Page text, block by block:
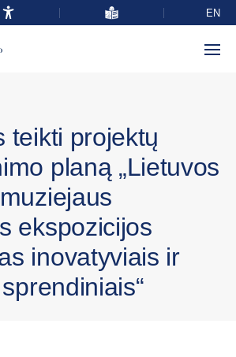
EN
teikti projektų
planą „Lietuvos
ekspozicijos
inovatyviais ir